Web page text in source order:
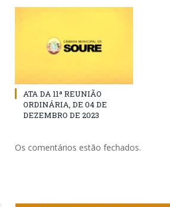
ATA DA 11ª REUNIÃO
ORDINÁRIA, DE 04 DE
DEZEMBRO DE 2023
Os comentários estão fechados.